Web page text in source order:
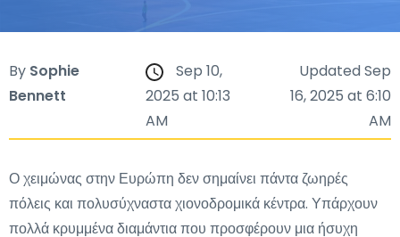
By Sophie
Bennett
Sep 10,
2025 at 10:13
AM
Updated Sep
16, 2025 at 6:10
AM
Ο χειμώνας στην Ευρώπη δεν σημαίνει πάντα ζωηρές
πόλεις και πολυσύχναστα χιονοδρομικά κέντρα. Υπάρχουν
πολλά κρυμμένα διαμάντια που προσφέρουν μια ήσυχη